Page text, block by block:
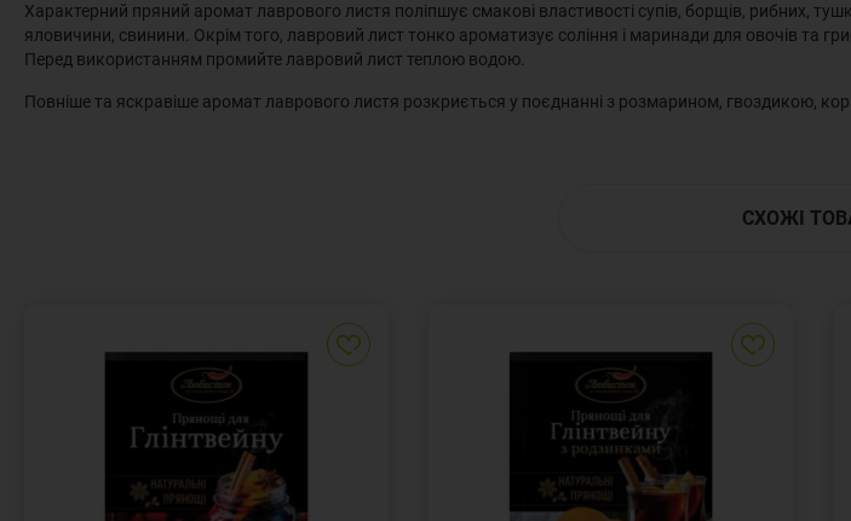
Характерний пряний аромат лаврового листя поліпшує смакові властивості супів, борщів, рибних,
яловичини, свинини. Окрім того, лавровий лист тонко ароматизує соління і маринади для овочів та
Перед використанням промийте лавровий лист теплою водою.
Повніше та яскравіше аромат лаврового листя розкриється у поєднанні з розмарином, гвоздикою,
СХОЖІ